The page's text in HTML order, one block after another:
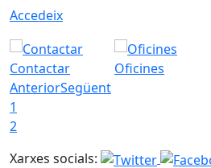
Accedeix
Contactar Oficines
AnteriorSegüent
1
2
Xarxes socials: